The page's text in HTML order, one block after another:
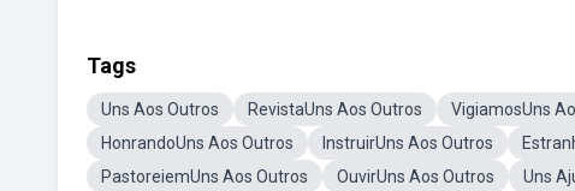
Tags
Uns Aos Outros RevistaUns Aos Outros VigiamosUns
HonrandoUns Aos Outros
InstruirUns Aos Outros
PastoreiemUns Aos Outros
OuvirUns Aos Outros Uns